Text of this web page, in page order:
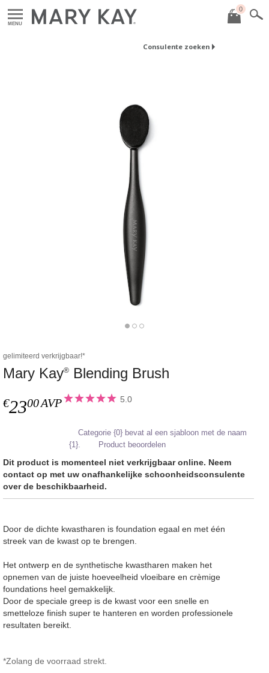
MENU
0
Consulente zoeken
gelimiteerd verkrijgbaar!*
Mary Kay® Blending Brush
€2300AVP 5.0
Categorie {0} bevat al een sjabloon met de naam
{1}.
Product beoordelen
Dit product is momenteel niet verkrijgbaar online. Neem
contact op met uw onafhankelijke schoonheidsconsulente
over de beschikbaarheid.
Door de dichte kwastharen is foundation egaal en met één
streek van de kwast op te brengen.
Het ontwerp en de synthetische kwastharen maken het
opnemen van de juiste hoeveelheid vloeibare en crèmige
foundations heel gemakkelijk.
Door de speciale greep is de kwast voor een snelle en
smetteloze finish super te hanteren en worden professionele
resultaten bereikt.
*Zolang de voorraad strekt.